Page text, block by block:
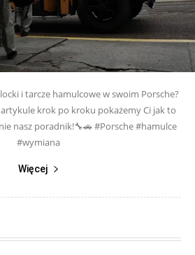
i tarcze hamulcowe w swoim Porsche?
krok po kroku pokażemy Ci jak to
nasz poradnik!🔧🚗 #Porsche #hamulce
#wymiana
Więcej